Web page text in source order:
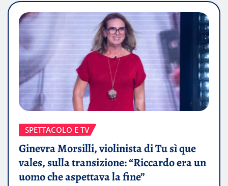
SPETTACOLO E TV
Ginevra Morsilli, violinista di Tu sì que
vales, sulla transizione: “Riccardo era un
uomo che aspettava la fine”